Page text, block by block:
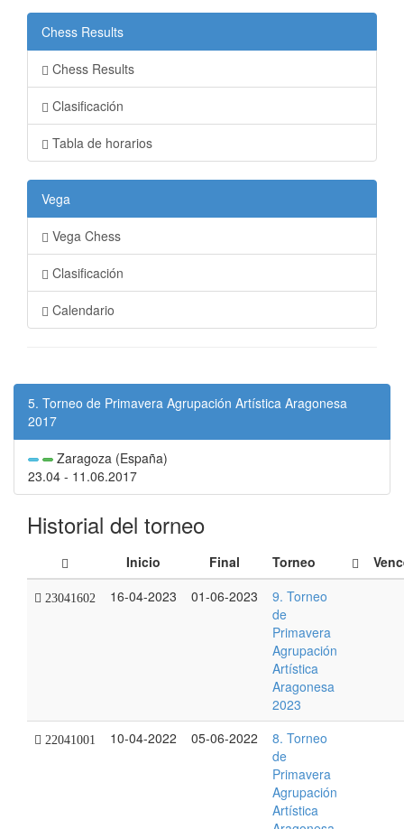
Chess Results
Chess Results
Clasificación
Tabla de horarios
Vega
Vega Chess
Clasificación
Calendario
5. Torneo de Primavera Agrupación Artística Aragonesa
2017
Zaragoza (España)
23.04 - 11.06.2017
Historial del torneo
Inicio Final Torneo
23041602 16-04-2023 01-06-2023
9. Torneo
de
Primavera
Agrupación
Artística
Aragonesa
2023
22041001 10-04-2022 05-06-2022
8. Torneo
de
Primavera
Agrupación
Artística